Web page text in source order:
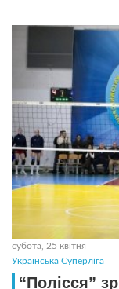
субота, 25 квітня
Українська Суперліга
“Полісся”